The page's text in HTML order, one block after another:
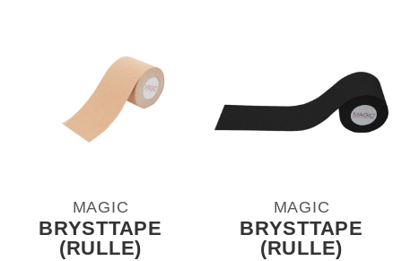
MAGIC
BRYSTTAPE
(RULLE)
MAGIC
BRYSTTAPE
(RULLE)